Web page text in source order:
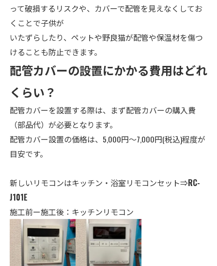
って破損するリスクや、カバーで配管を見えなくしてお
くことで子供が
いたずらしたり、ペットや野良猫が配管や保温材を傷つ
けることも防止できます。
配管カバーの設置にかかる費用はどれ
くらい？
配管カバーを設置する際は、まず配管カバーの購入費
（部品代）が必要となります。
配管カバー設置の価格は、5,000円～7,000円(税込)程度が
目安です。
新しいリモコンはキッチン・ 浴室リモコンセット⇒RC-
J101E
施工前ー施工後：キッチンリモコン